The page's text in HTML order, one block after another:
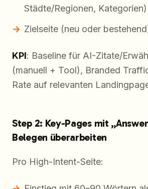
Städte/Regionen, Kategorien)
Zielseite (neu oder
KPI: Baseline für AI-Zitate/
(manuell + Tool), Branded
Rate auf relevanten
Step 2: Key-Pages mit
Belegen überarbeiten
Pro High-Intent-Seite: